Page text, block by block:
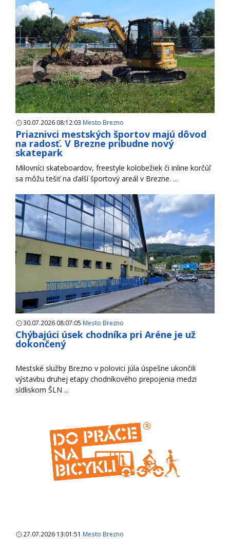
30.07.2026 08:12:03 Mesto Brezno
Priaznivci mestských športov majú dôvod
na radosť. V Brezne pribudne nový
skatepark
Milovníci skateboardov, freestyle kolobežiek či inline korčúľ
sa môžu tešiť na ďalší športový areál v Brezne. ...
30.07.2026 08:07:05 Mesto Brezno
Chýbajúci úsek chodníka pri Aréne je už
dokončený
Mestské služby Brezno v polovici júla úspešne ukončili
výstavbu druhej etapy chodníkového prepojenia medzi
sídliskom ŠLN ...
27.07.2026 13:01:51 Mesto Brezno